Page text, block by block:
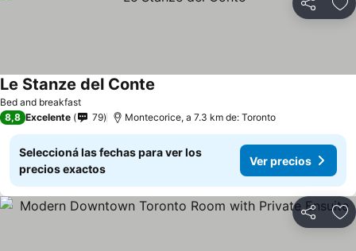
Compartir
Bed and breakfast
Le Stanze del Conte
8,8 Excelente 79 Montecorice, a 7.3 km de: Toronto
Seleccioná las fechas para ver los
precios exactos
Ver precios
Compartir